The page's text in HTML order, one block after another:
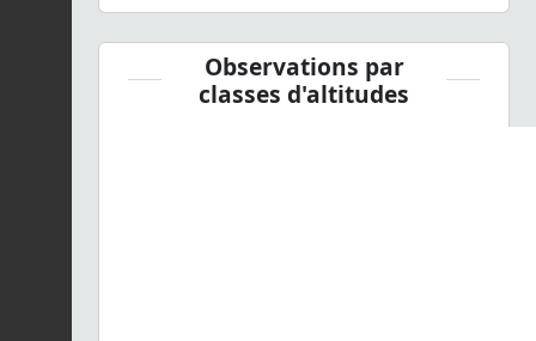
Observations par
classes d'altitudes